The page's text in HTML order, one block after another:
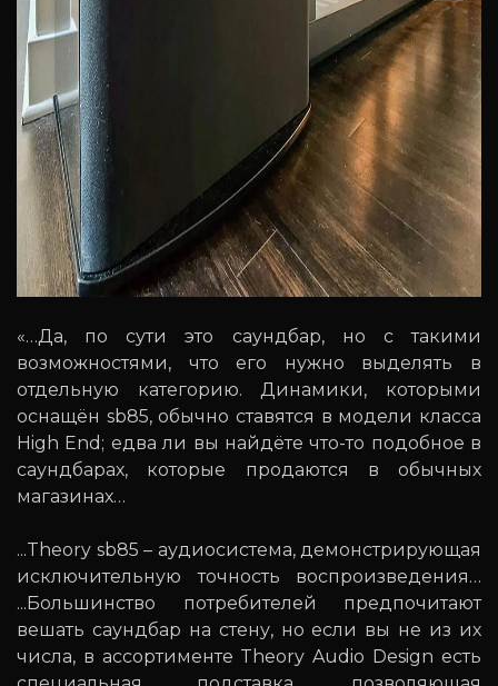
«…Да, по сути это саундбар, но с такими
возможностями, что его нужно выделять в
отдельную категорию. Динамики, которыми
оснащён sb85, обычно ставятся в модели класса
High End; едва ли вы найдёте что-то подобное в
саундбарах, которые продаются в обычных
магазинах…
...Theory sb85 – аудиосистема, демонстрирующая
исключительную точность воспроизведения…
...Большинство потребителей предпочитают
вешать саундбар на стену, но если вы не из их
числа, в ассортименте Theory Audio Design есть